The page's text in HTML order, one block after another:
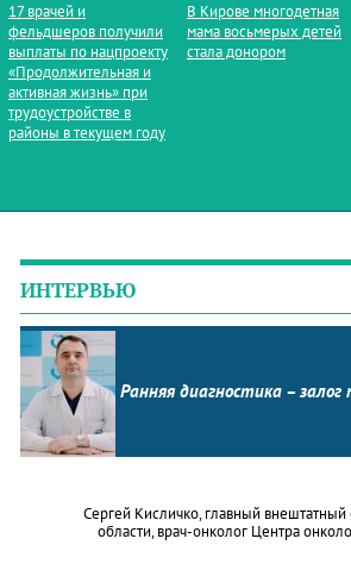
17 врачей и
фельдшеров получили
выплаты по нацпроекту
«Продолжительная и
активная жизнь» при
трудоустройстве в
районы в текущем году
В Кирове многодетная
мама восьмерых детей
стала донором
ИНТЕРВЬЮ
Ранняя диагностика –
Сергей Кисличко, главный
области, врач-онколог Центра